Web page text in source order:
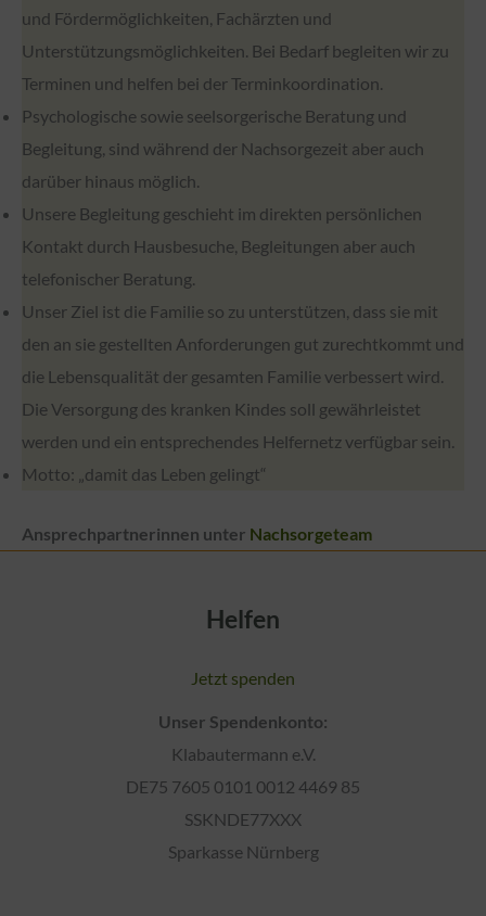
und Fördermöglichkeiten, Fachärzten und
Unterstützungsmöglichkeiten. Bei Bedarf begleiten wir zu
Terminen und helfen bei der Terminkoordination.
Psychologische sowie seelsorgerische Beratung und
Begleitung, sind während der Nachsorgezeit aber auch
darüber hinaus möglich.
Unsere Begleitung geschieht im direkten persönlichen
Kontakt durch Hausbesuche, Begleitungen aber auch
telefonischer Beratung.
Unser Ziel ist die Familie so zu unterstützen, dass sie mit
den an sie gestellten Anforderungen gut zurechtkommt und
die Lebensqualität der gesamten Familie verbessert wird.
Die Versorgung des kranken Kindes soll gewährleistet
werden und ein entsprechendes Helfernetz verfügbar sein.
Motto: „damit das Leben gelingt“
Ansprechpartnerinnen unter Nachsorgeteam
Helfen
Jetzt spenden
Unser Spendenkonto:
Klabautermann e.V.
DE75 7605 0101 0012 4469 85
SSKNDE77XXX
Sparkasse Nürnberg